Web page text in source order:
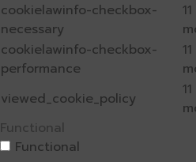
cookielawinfo-checkbox-
necessary
11
cookielawinfo-checkbox-
performance
11
viewed_cookie_policy
11
Functional
Functional